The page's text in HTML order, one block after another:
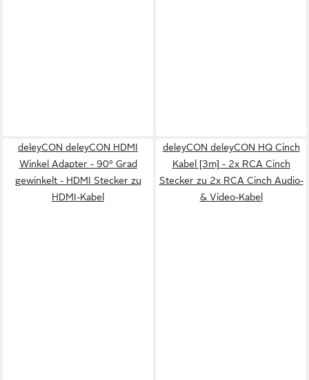
deleyCON deleyCON HDMI
Winkel Adapter - 90° Grad
gewinkelt - HDMI Stecker zu
HDMI-Kabel
deleyCON deleyCON HQ Cinch
Kabel [3m] - 2x RCA Cinch
Stecker zu 2x RCA Cinch Audio-
& Video-Kabel